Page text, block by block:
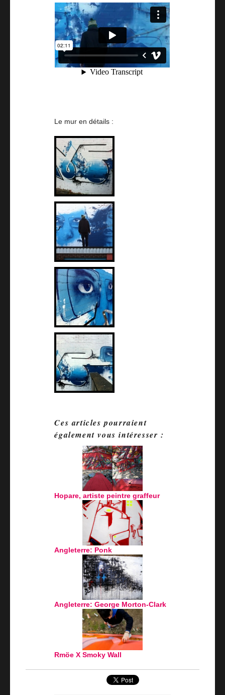
Le mur en détails :
Ces articles pourraient
également vous intéresser :
Hopare, artiste peintre graffeur
Angleterre: Ponk
Angleterre: George Morton-Clark
Rmöe X Smoky Wall